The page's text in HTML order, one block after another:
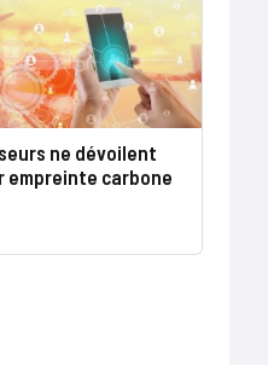
ne dévoilent
empreinte carbone